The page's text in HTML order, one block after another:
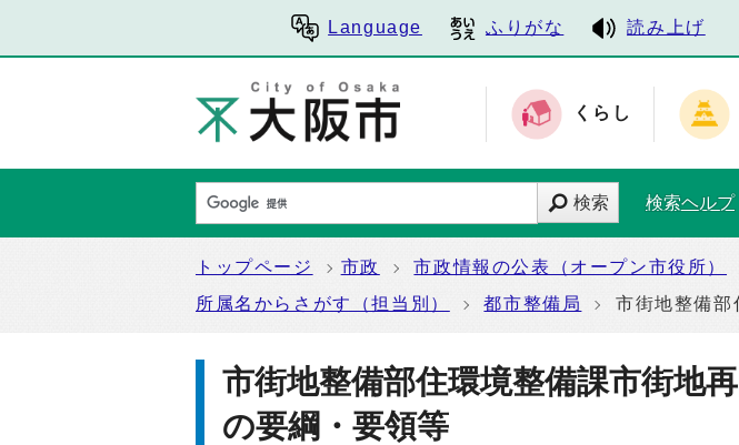
Language ふりがな 読み上げ
くらし
検索 検索ヘルプ
トップページ 市政 市政情報の公表（オープン市役所）
所属名からさがす（担当別）
都市整備局 市街地整備部
市街地整備部住環境整備課市街地
の要綱・要領等